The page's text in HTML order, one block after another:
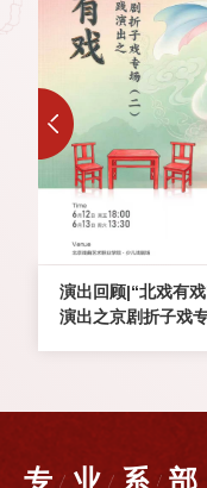
演出回顾|“北戏有
演出之京剧折子戏专
专 业 系 部